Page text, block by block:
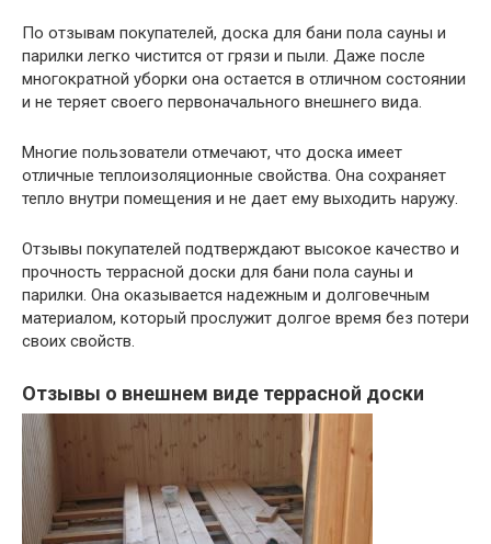
По отзывам покупателей, доска для бани пола сауны и
парилки легко чистится от грязи и пыли. Даже после
многократной уборки она остается в отличном состоянии
и не теряет своего первоначального внешнего вида.
Многие пользователи отмечают, что доска имеет
отличные теплоизоляционные свойства. Она сохраняет
тепло внутри помещения и не дает ему выходить наружу.
Отзывы покупателей подтверждают высокое качество и
прочность террасной доски для бани пола сауны и
парилки. Она оказывается надежным и долговечным
материалом, который прослужит долгое время без потери
своих свойств.
Отзывы о внешнем виде террасной доски